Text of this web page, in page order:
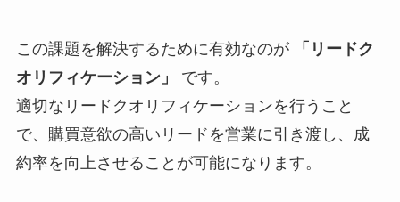
この課題を解決するために有効なのが
「リードク
オリフィケーション」
です。
適切なリードクオリフィケーションを行うこと
で、購買意欲の高いリードを営業に引き渡し、成
約率を向上させることが可能になります。